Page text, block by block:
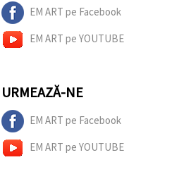
EM ART pe Facebook
EM ART pe YOUTUBE
URMEAZĂ-NE
EM ART pe Facebook
EM ART pe YOUTUBE